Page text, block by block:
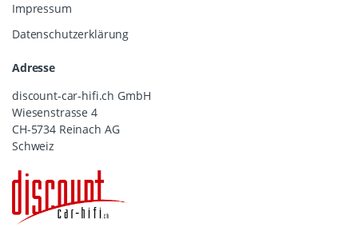
Impressum
Datenschutzerklärung
Adresse
discount-car-hifi.ch GmbH
Wiesenstrasse 4
CH-5734 Reinach AG
Schweiz